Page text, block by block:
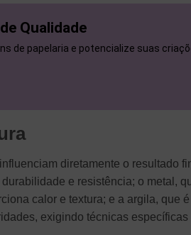
Qualidade
de papelaria e potencialize suas
diretamente o resultado
e resistência; o metal,
calor e textura; e a argila, que
exigindo técnicas específicas